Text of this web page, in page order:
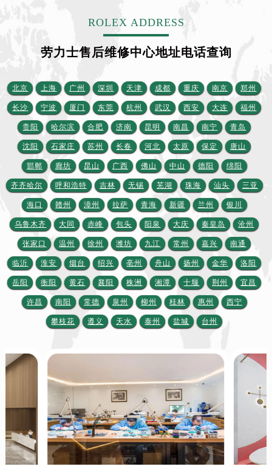
内蒙古自治区乌海市海勃湾区人民南路劳力士售后服务中心（需提前预约）
内蒙古自治区乌兰察布市集宁区恩和大街劳力士售后服务中心（需提前预约）
内蒙古自治区锡林郭勒盟市锡林浩特市光明街与额尔敦路交叉口劳力士售后服务中心（需提前预约）
内蒙古自治区兴安盟市乌兰浩特市兴安大街劳力士售后服务中心（需提前预约）
山西省大同市平城区迎宾街劳力士售后服务中心（需提前预约）
山西省晋城市城区黄华街劳力士售后服务中心（需提前预约）
山西省晋中市榆次区顺城街劳力士售后服务中心（需提前预约）
山西省临汾市尧都区解放路劳力士售后服务中心（需提前预约）
山西省吕梁市离石区永宁中路与建设街交叉口劳力士售后服务中心（需提前预约）
山西省朔州市朔城区怡西路与鄯阳西街交汇处劳力士售后服务中心（需提前预约）
山西省忻州市忻府区和平东街与七一南路交叉口劳力士售后服务中心（需提前预约）
山西省阳泉市郊区平阳东街与新城大道交叉口劳力士售后服务中心（需提前预约）
山西省运城市盐湖区河东街劳力士售后服务中心（需提前预约）
山西省长治市潞州区英雄中路劳力士售后服务中心（需提前预约）
安徽省安庆市迎江区人民路劳力士售后服务中心（需提前预约）
安徽省亳州市谯城区魏武大道劳力士售后服务中心（需提前预约）
安徽省阜阳市颍州区颍州北路劳力士售后服务中心（需提前预约）
安徽省淮北市相山区淮海路劳力士售后服务中心（需提前预约）
ROLEX ADDRESS
劳力士售后维修中心地址电话查询
北京 上海 广州 深圳 天津 成都 重庆 南京 郑州
长沙 宁波 厦门 东莞 杭州 武汉 西安 大连 福州
贵阳 哈尔滨 合肥 济南 昆明 南昌 南宁 青岛
沈阳 石家庄 苏州 长春 河北 太原 保定 唐山
邯郸 廊坊 昆山 广西 佛山 中山 德阳 绵阳
齐齐哈尔 呼和浩特 吉林 无锡 芜湖 珠海 汕头 三亚
海口 赣州 漳州 拉萨 青海 新疆 兰州 银川
乌鲁木齐 大同 赤峰 包头 阳泉 大庆 秦皇岛 沧州
张家口 温州 徐州 潍坊 九江 常州 嘉兴 南通
临沂 淮安 烟台 绍兴 亳州 舟山 扬州 金华 洛阳
岳阳 衡阳 黄石 襄阳 株洲 湘潭 十堰 荆州 宜昌
许昌 南阳 常德 泉州 柳州 桂林 惠州 西宁
攀枝花 遵义 天水 泰州 盐城 台州